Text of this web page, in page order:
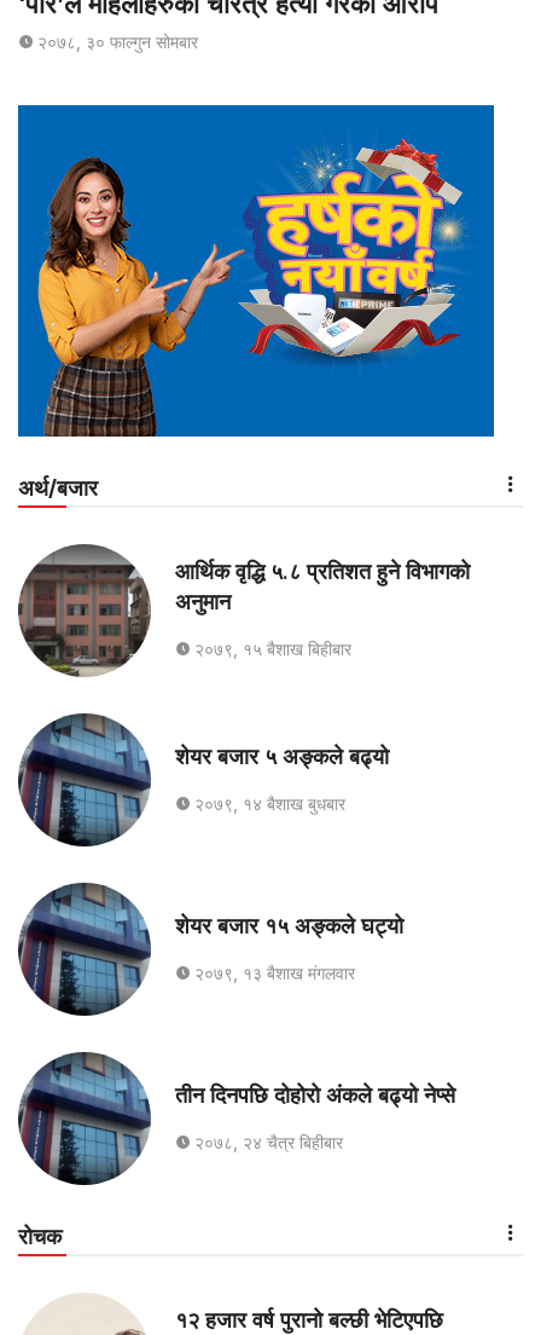
२०७८, ३० फाल्गुन सोमबार
अर्थ/बजार
आर्थिक वृद्धि ५.८ प्रतिशत हुने विभागको
अनुमान
२०७९, १५ बैशाख बिहीबार
शेयर बजार ५ अङ्कले बढ्यो
२०७९, १४ बैशाख बुधबार
शेयर बजार १५ अङ्कले घट्यो
२०७९, १३ बैशाख मंगलवार
तीन दिनपछि दोहोरो अंकले बढ्यो नेप्से
२०७८, २४ चैत्र बिहीबार
रोचक
१२ हजार वर्ष पुरानो बल्छी भेटिएपछि